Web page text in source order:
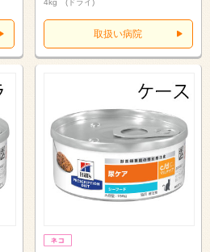
取扱い病院